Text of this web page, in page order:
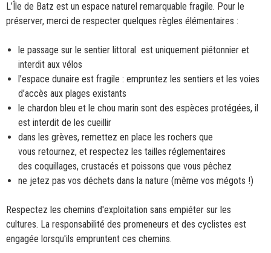
L’Île de Batz est un espace naturel remarquable fragile. Pour le
préserver, merci de respecter quelques règles élémentaires :
le passage sur le sentier littoral est uniquement piétonnier et
interdit aux vélos
l’espace dunaire est fragile : empruntez les sentiers et les voies
d’accès aux plages existants
le chardon bleu et le chou marin sont des espèces protégées, il
est interdit de les cueillir
dans les grèves, remettez en place les rochers que
vous retournez, et respectez les tailles réglementaires
des coquillages, crustacés et poissons que vous pêchez
ne jetez pas vos déchets dans la nature (même vos mégots !)
Respectez les chemins d'exploitation sans empiéter sur les
cultures. La responsabilité des promeneurs et des cyclistes est
engagée lorsqu'ils empruntent ces chemins.